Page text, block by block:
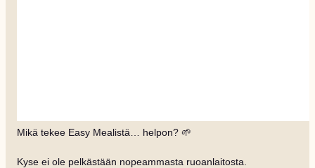
Mikä tekee Easy Mealistä… helpon? 🌱
Kyse ei ole pelkästään nopeammasta ruoanlaitosta.